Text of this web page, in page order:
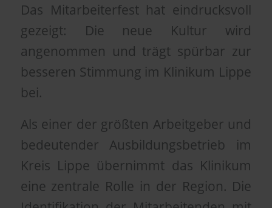
Das Mitarbeiterfest hat eindrucksvoll
gezeigt: Die neue Kultur wird
angenommen und trägt spürbar zur
besseren Stimmung im Klinikum Lippe
bei.
Als einer der größten Arbeitgeber und
bedeutender Ausbildungsbetrieb im
Kreis Lippe übernimmt das Klinikum
eine zentrale Rolle in der Region. Die